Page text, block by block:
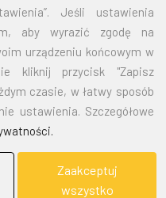
Jeśli ustawienia
aby wyrazić zgodę na
urządzeniu końcowym w
kliknij przycisk "Zapisz
czasie, w łatwy sposób
ustawienia. Szczegółowe
Zaakceptuj
wszystko
186,35